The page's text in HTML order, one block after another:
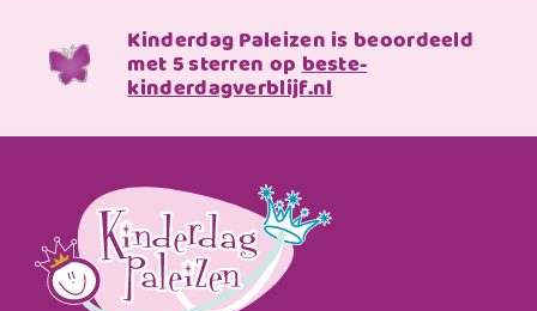
Kinderdag Paleizen is beoordeeld
met 5 sterren opbeste-
kinderdagverblijf.nl